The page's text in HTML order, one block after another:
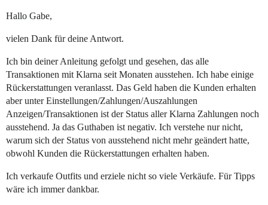
Hallo Gabe,
vielen Dank für deine Antwort.
Ich bin deiner Anleitung gefolgt und gesehen, das alle
Transaktionen mit Klarna seit Monaten ausstehen. Ich habe einige
Rückerstattungen veranlasst. Das Geld haben die Kunden erhalten
aber unter Einstellungen/Zahlungen/Auszahlungen
Anzeigen/Transaktionen ist der Status aller Klarna Zahlungen noch
ausstehend. Ja das Guthaben ist negativ. Ich verstehe nur nicht,
warum sich der Status von ausstehend nicht mehr geändert hatte,
obwohl Kunden die Rückerstattungen erhalten haben.
Ich verkaufe Outfits und erziele nicht so viele Verkäufe. Für Tipps
wäre ich immer dankbar.